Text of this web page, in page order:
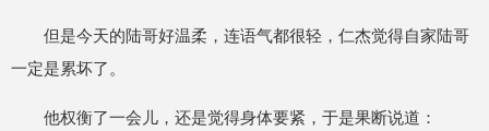
但是今天的陆哥好温柔，连语气都很轻，仁杰觉得自家陆哥
一定是累坏了。
他权衡了一会儿，还是觉得身体要紧，于是果断说道：